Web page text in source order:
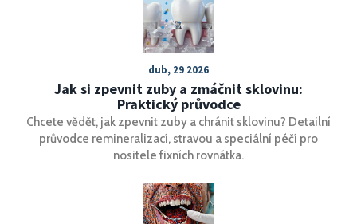
dub, 29 2026
Jak si zpevnit zuby a zmáčnit sklovinu:
Praktický průvodce
Chcete vědět, jak zpevnit zuby a chránit sklovinu? Detailní
průvodce remineralizací, stravou a speciální péčí pro
nositele fixních rovnátka.